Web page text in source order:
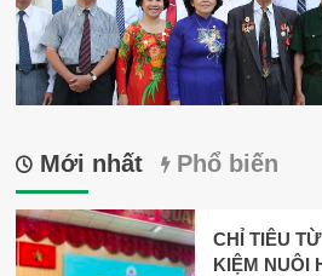
Mới nhất Phổ biến
CHỈ TIÊU
KIỆM NUÔI